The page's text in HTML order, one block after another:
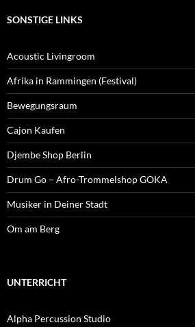
SONSTIGE LINKS
Acoustic Livingroom
Afrika in Rammingen (Festival)
Bewegungsraum
Cajon Kaufen
Djembe Shop Berlin
Drum Go – Afro-Trommelshop GOKA
Musiker in Deiner Stadt
Om am Berg
UNTERRICHT
Alpha Percussion Studio